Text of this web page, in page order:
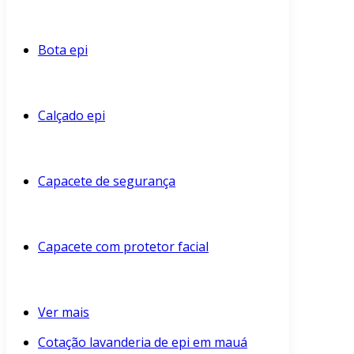
Bota epi
Calçado epi
Capacete de segurança
Capacete com protetor facial
Ver mais
Cotação lavanderia de epi em mauá